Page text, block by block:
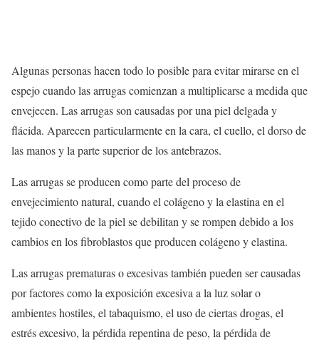
Algunas personas hacen todo lo posible para evitar mirarse en el
espejo cuando las arrugas comienzan a multiplicarse a medida que
envejecen. Las arrugas son causadas por una piel delgada y
flácida. Aparecen particularmente en la cara, el cuello, el dorso de
las manos y la parte superior de los antebrazos.
Las arrugas se producen como parte del proceso de
envejecimiento natural, cuando el colágeno y la elastina en el
tejido conectivo de la piel se debilitan y se rompen debido a los
cambios en los fibroblastos que producen colágeno y elastina.
Las arrugas prematuras o excesivas también pueden ser causadas
por factores como la exposición excesiva a la luz solar o
ambientes hostiles, el tabaquismo, el uso de ciertas drogas, el
estrés excesivo, la pérdida repentina de peso, la pérdida de